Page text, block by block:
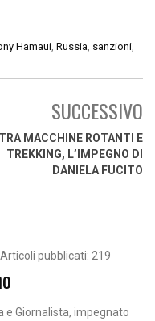
Hamaui, Russia, sanzioni,
SUCCESSIVO
TRA MACCHINE ROTANTI E
TREKKING, L’IMPEGNO DI
DANIELA FUCITO
pubblicati: 219
e Giornalista, impegnato